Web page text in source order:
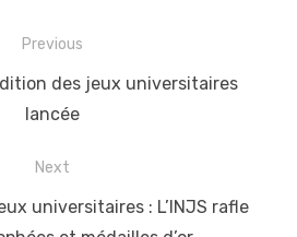
Previous
des jeux universitaires
lancée
Next
universitaires : L’INJS rafle